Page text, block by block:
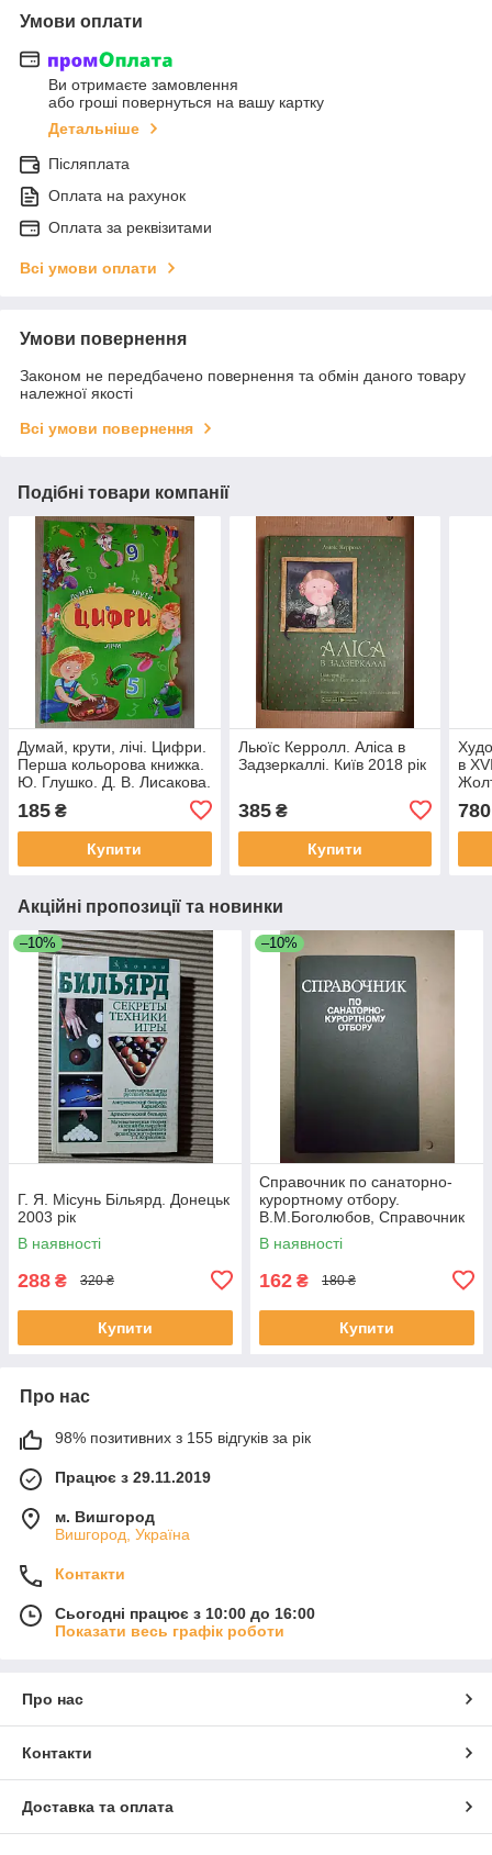
Умови оплати
Ви отримаєте замовлення
або гроші повернуться на вашу картку
Детальніше
Післяплата
Оплата на рахунок
Оплата за реквізитами
Всі умови оплати
Умови повернення
Законом не передбачено повернення та обмін даного товару
належної якості
Всі умови повернення
Подібні товари компанії
Думай, крути, лічі. Цифри.
Перша кольорова книжка.
Ю. Глушко. Д. В. Лисакова.
185 ₴
Купити
Льюїс Керролл. Аліса в
Задзеркаллі. Київ 2018 рік
385₴
Купити
в
780
Акційні пропозиції та новинки
–10%
Г. Я. Місунь Більярд. Донецьк
2003 рік
В наявності
288 ₴ 320 ₴
Купити
–10%
Справочник по санаторно-
курортному отбору.
В.М.Боголюбов, Справочник
по санаторно-курортному
отбору.
В наявності
162 ₴ 180 ₴
Купити
Про нас
98% позитивних з 155 відгуків за рік
Працює з 29.11.2019
м. Вишгород
Вишгород, Україна
Контакти
Сьогодні працює з 10:00 до 16:00
Показати весь графік роботи
Про нас
Контакти
Доставка та оплата